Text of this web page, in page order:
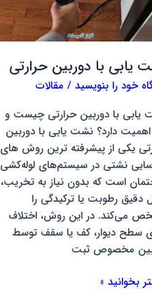
یابی با دوربین حرارتی
خود را بنویسید / مقالات
یابی با دوربین حرارتی چیست و
دارد؟ نشت یابی با دوربین
یکی از پیشرفته ترین روش های
نشتی در سیستم‌های لوله‌کشی
است که بدون نیاز به تخریب،
دقیق رطوبت یا ترکیدگی را
می‌کند. در این روش، اختلاف
سطح دیوار، کف یا سقف توسط
مخصوص ثبت
بخوانید »